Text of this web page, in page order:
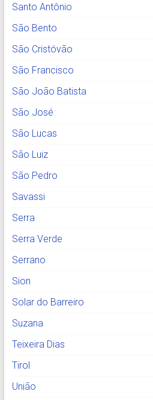
Santo Antônio
São Bento
São Cristóvão
São Francisco
São João Batista
São José
São Lucas
São Luiz
São Pedro
Savassi
Serra
Serra Verde
Serrano
Sion
Solar do Barreiro
Suzana
Teixeira Dias
Tirol
União